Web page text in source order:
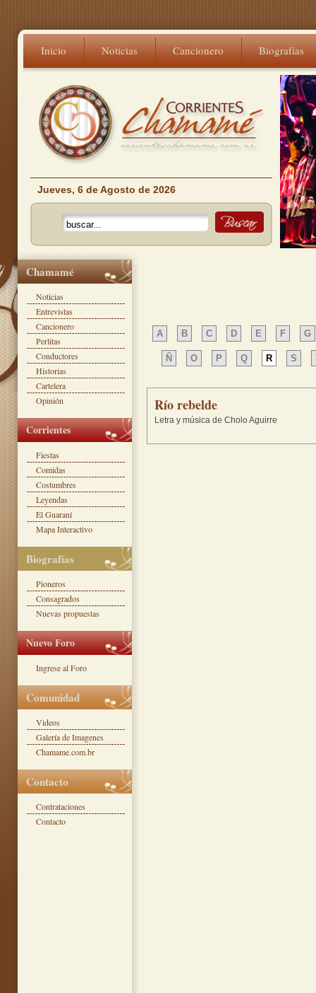
Inicio Noticias Cancionero Biografías
Jueves, 6 de Agosto de 2026
A B C D E F G
Ñ O P Q R S
Río rebelde
Letra y música de Cholo Aguirre
Chamamé
Noticias
Entrevistas
Cancionero
Perlitas
Conductores
Historias
Cartelera
Opinión
Corrientes
Fiestas
Comidas
Costumbres
Leyendas
El Guaraní
Mapa Interactivo
Biografías
Pioneros
Consagrados
Nuevas propuestas
Nuevo Foro
Ingrese al Foro
Comunidad
Videos
Galería de Imagenes
Chamame.com.br
Contacto
Contrataciones
Contacto